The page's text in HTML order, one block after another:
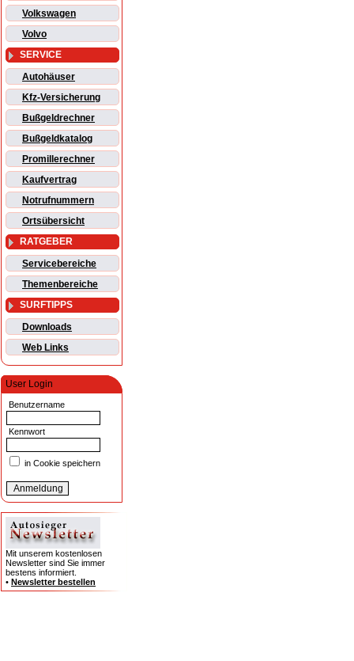
Volkswagen
Volvo
SERVICE
Autohäuser
Kfz-Versicherung
Bußgeldrechner
Bußgeldkatalog
Promillerechner
Kaufvertrag
Notrufnummern
Ortsübersicht
RATGEBER
Servicebereiche
Themenbereiche
SURFTIPPS
Downloads
Web Links
User Login
Benutzername
Kennwort
in Cookie speichern
Mit unserem kostenlosen
Newsletter sind Sie immer
bestens informiert.
• Newsletter bestellen